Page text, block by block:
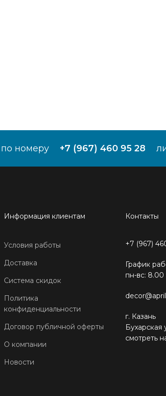
номеру +7 (967) 460 95 28
Информация клиентам
Условия работы
Доставка
Система скидок
Политика
конфиденциальности
Договор публичной оферты
О компании
Новости
Контакты
+7 (967)
График
пн-вс:
г. Казань
Бухарская
смотреть